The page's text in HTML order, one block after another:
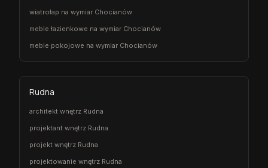
wiatrołap na wymiar Chocianów
meble łazienkowe na wymiar Chocianów
meble pokojowe na wymiar Chocianów
Rudna
architekt wnętrz Rudna
projektant wnętrz Rudna
projekt wnętrz Rudna
projektowanie wnętrz Rudna